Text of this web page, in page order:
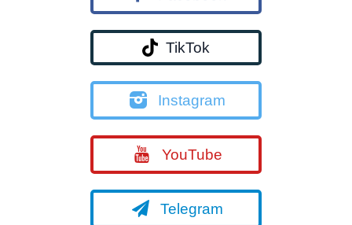
TikTok
Instagram
YouTube
Telegram